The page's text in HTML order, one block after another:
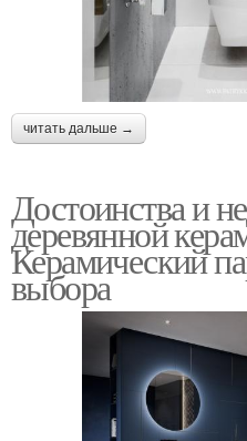
читать дальше →
Достоинства и
деревянной
Керамический
выбора